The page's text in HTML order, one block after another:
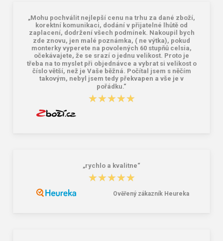
„Mohu pochválit nejlepší cenu na trhu za dané zboží,
korektní komunikaci, dodání v přijatelné lhůtě od
zaplacení, dodržení všech podmínek. Nakoupil bych
zde znovu, jen malé poznámka, ( ne výtka), pokud
monterky vyperete na povolených 60 stupňů celsia,
očekávajete, že se srazí o jednu velikost. Proto je
třeba na to myslet při objednávce a vybrat si velikost o
číslo větší, než je Vaše běžná. Počítal jsem s něčím
takovým, nebyl jsem tedy překvapen a vše je v
pořádku.“
★★★★★
★★★★★
„rychlo a kvalitne“
★★★★★
★★★★★
Ověřený zákazník Heureka